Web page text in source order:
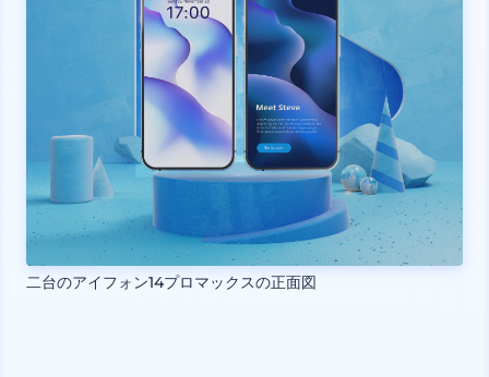
二台のアイフォン14プロマックスの正面図